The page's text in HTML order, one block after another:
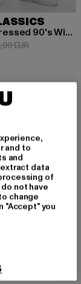
Ladies Distressed 90's Wide Leg Denim Pants
20,79 EUR
EURAktionspreis:
und
für alle, die
setzen. Diese
verleihen
Baggy-Jeans,
Shop findest du
jetzt, warum
and to
and
data
of
not have
change
"Accept" you